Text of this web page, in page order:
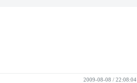
2009-08-08 / 22:08:04